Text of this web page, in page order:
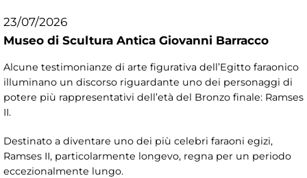
23/07/2026
Museo di Scultura Antica Giovanni Barracco
Alcune testimonianze di arte figurativa dell’Egitto faraonico
illuminano un discorso riguardante uno dei personaggi di
potere più rappresentativi dell’età del Bronzo finale: Ramses
II.
Destinato a diventare uno dei più celebri faraoni egizi,
Ramses II, particolarmente longevo, regna per un periodo
eccezionalmente lungo.